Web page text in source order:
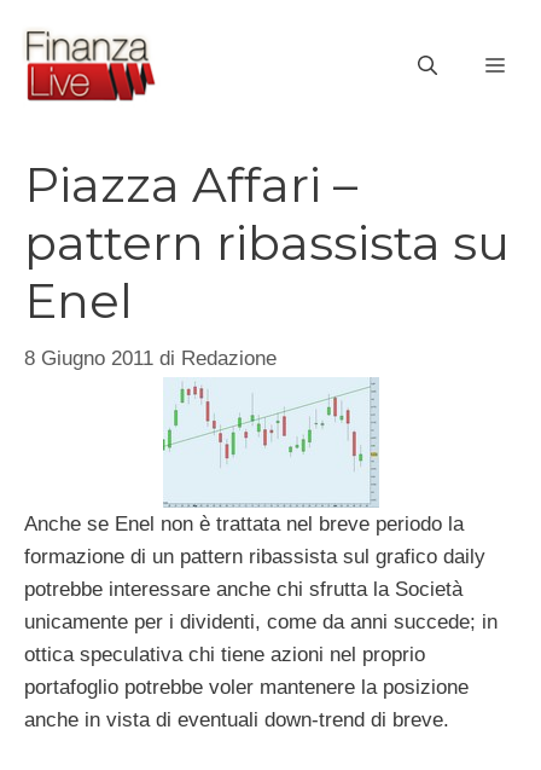
contenuto
Piazza Affari –
pattern ribassista su
Enel
8 Giugno 2011 di Redazione
Anche se Enel non è trattata nel breve periodo la
formazione di un pattern ribassista sul grafico daily
potrebbe interessare anche chi sfrutta la Società
unicamente per i dividenti, come da anni succede; in
ottica speculativa chi tiene azioni nel proprio
portafoglio potrebbe voler mantenere la posizione
anche in vista di eventuali down-trend di breve.